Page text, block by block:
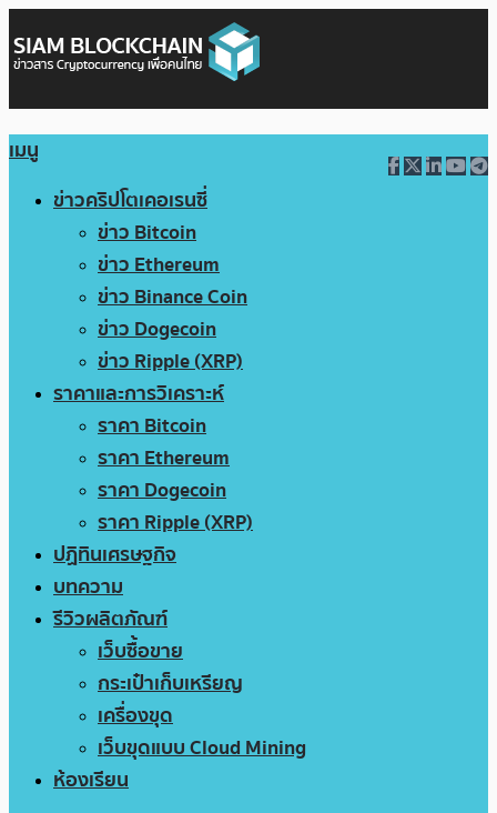
เมนู
ข่าวคริปโตเคอเรนซี่
ข่าว Bitcoin
ข่าว Ethereum
ข่าว Binance Coin
ข่าว Dogecoin
ข่าว Ripple (XRP)
ราคาและการวิเคราะห์
ราคา Bitcoin
ราคา Ethereum
ราคา Dogecoin
ราคา Ripple (XRP)
ปฏิทินเศรษฐกิจ
บทความ
รีวิวผลิตภัณฑ์
เว็บซื้อขาย
กระเป๋าเก็บเหรียญ
เครื่องขุด
เว็บขุดแบบ Cloud Mining
ห้องเรียน